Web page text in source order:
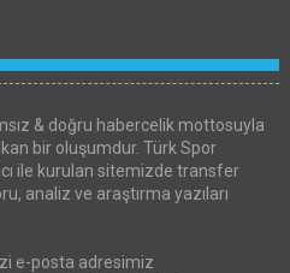
& doğru habercelik mottosuyla
bir oluşumdur. Türk Spor
ile kurulan sitemizde transfer
analiz ve araştırma yazıları
e-posta adresimiz